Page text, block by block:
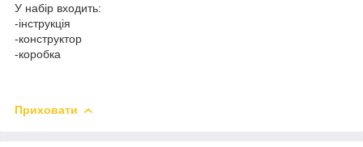
У набір входить:
-інструкція
-конструктор
-коробка
Приховати